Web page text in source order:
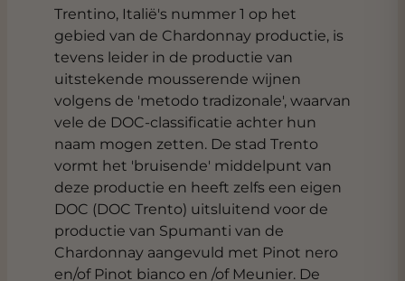
Trentino, Italië's nummer 1 op het
gebied van de Chardonnay productie, is
tevens leider in de productie van
uitstekende mousserende wijnen
volgens de 'metodo tradizonale', waarvan
vele de DOC-classificatie achter hun
naam mogen zetten. De stad Trento
vormt het 'bruisende' middelpunt van
deze productie en heeft zelfs een eigen
DOC (DOC Trento) uitsluitend voor de
productie van Spumanti van de
Chardonnay aangevuld met Pinot nero
en/of Pinot bianco en /of Meunier. De